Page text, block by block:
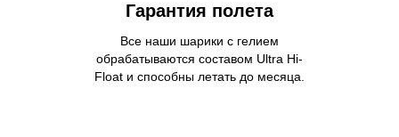
Все наши шарики с гелием
обрабатываются составом Ultra Hi-
Float и способны летать до месяца.
Гарантия полета